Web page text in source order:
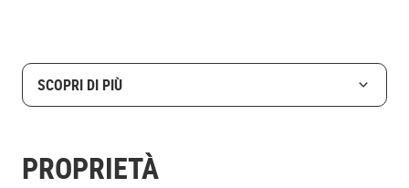
SCOPRI DI PIÙ
PROPRIETÀ